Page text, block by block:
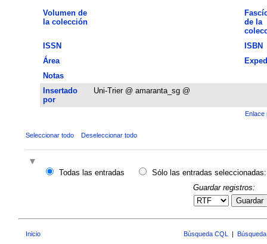
Volumen de
la colección
de la
ISSN
ISBN
Área
Notas
Insertado
por
Uni-Trier @ amaranta_sg @
Enlace
Seleccionar todo Deseleccionar todo
Todas las entradas
Sólo las entradas seleccionadas:
Guardar registros:
Guardar
Inicio Búsqueda CQL